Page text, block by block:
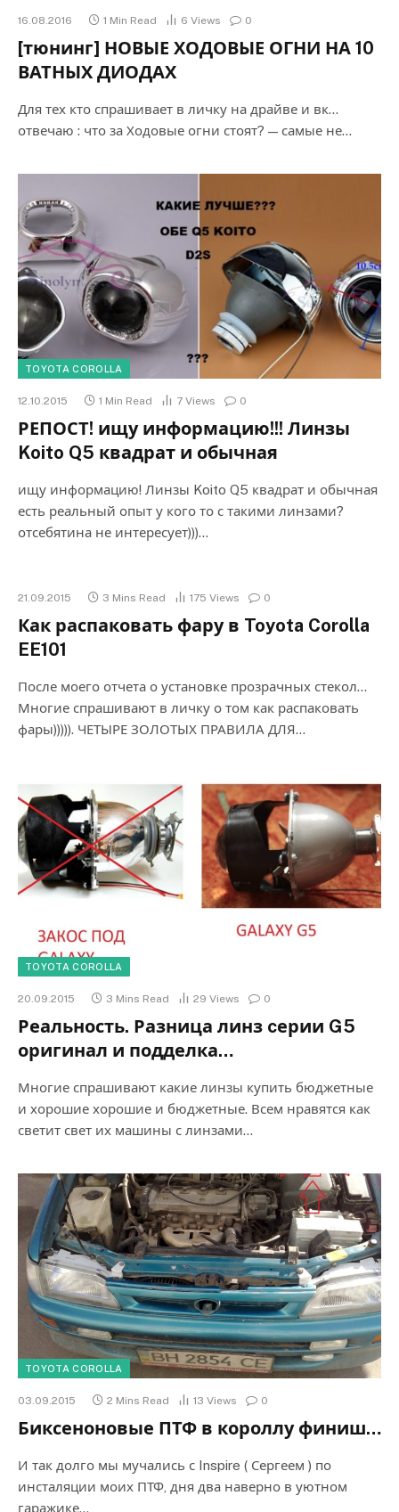
16.08.2016 1 Min Read 6 Views 0
[тюнинг] НОВЫЕ ХОДОВЫЕ ОГНИ НА 10
ВАТНЫХ ДИОДАХ
Для тех кто спрашивает в личку на драйве и вк…
отвечаю : что за Ходовые огни стоят? — самые не…
TOYOTA COROLLA
12.10.2015 1 Min Read 7 Views 0
РЕПОСТ! ищу информацию!!! Линзы
Koito Q5 квадрат и обычная
ищу информацию! Линзы Koito Q5 квадрат и обычная
есть реальный опыт у кого то с такими линзами?
отсебятина не интересует)))…
21.09.2015 3 Mins Read 175 Views 0
Как распаковать фару в Toyota Corolla
EE101
После моего отчета о установке прозрачных стекол…
Многие спрашивают в личку о том как распаковать
фары))))). ЧЕТЫРЕ ЗОЛОТЫХ ПРАВИЛА ДЛЯ…
TOYOTA COROLLA
20.09.2015 3 Mins Read 29 Views 0
Реальность. Разница линз cерии G5
оригинал и подделка…
Многие спрашивают какие линзы купить бюджетные
и хорошие хорошие и бюджетные. Всем нравятся как
светит свет их машины с линзами…
TOYOTA COROLLA
03.09.2015 2 Mins Read 13 Views 0
Биксеноновые ПТФ в короллу финиш…
И так долго мы мучались с Inspire ( Сергеем ) по
инсталяции моих ПТФ, дня два наверно в уютном
гаражике…